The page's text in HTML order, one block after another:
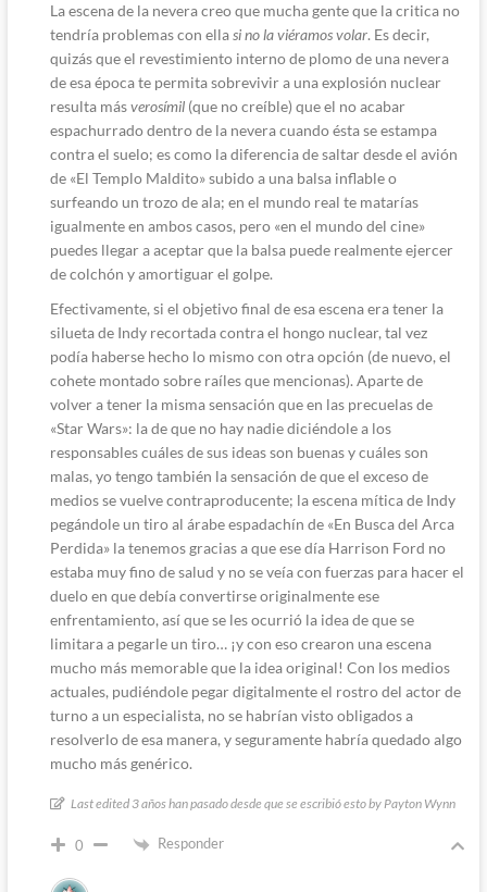
La escena de la nevera creo que mucha gente que la critica no
tendría problemas con ellasi no la viéramos volar. Es decir,
quizás que el revestimiento interno de plomo de una nevera
de esa época te permita sobrevivir a una explosión nuclear
resulta másverosímil(que no creíble) que el no acabar
espachurrado dentro de la nevera cuando ésta se estampa
contra el suelo; es como la diferencia de saltar desde el avión
de «El Templo Maldito» subido a una balsa inflable o
surfeando un trozo de ala; en el mundo real te matarías
igualmente en ambos casos, pero «en el mundo del cine»
puedes llegar a aceptar que la balsa puede realmente ejercer
de colchón y amortiguar el golpe.
Efectivamente, si el objetivo final de esa escena era tener la
silueta de Indy recortada contra el hongo nuclear, tal vez
podía haberse hecho lo mismo con otra opción (de nuevo, el
cohete montado sobre raíles que mencionas). Aparte de
volver a tener la misma sensación que en las precuelas de
«Star Wars»: la de que no hay nadie diciéndole a los
responsables cuáles de sus ideas son buenas y cuáles son
malas, yo tengo también la sensación de que el exceso de
medios se vuelve contraproducente; la escena mítica de Indy
pegándole un tiro al árabe espadachín de «En Busca del Arca
Perdida» la tenemos gracias a que ese día Harrison Ford no
estaba muy fino de salud y no se veía con fuerzas para hacer el
duelo en que debía convertirse originalmente ese
enfrentamiento, así que se les ocurrió la idea de que se
limitara a pegarle un tiro… ¡y con eso crearon una escena
mucho más memorable que la idea original! Con los medios
actuales, pudiéndole pegar digitalmente el rostro del actor de
turno a un especialista, no se habrían visto obligados a
resolverlo de esa manera, y seguramente habría quedado algo
mucho más genérico.
Last edited 3 años han pasado desde que se escribió esto by Payton Wynn
0 Responder